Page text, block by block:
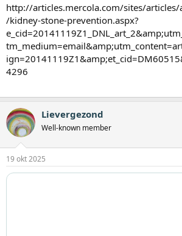
http://articles.mercola.com/sites/
/kidney-stone-prevention.aspx?
4296
Lievergezond
Well-known member
19 okt 2025